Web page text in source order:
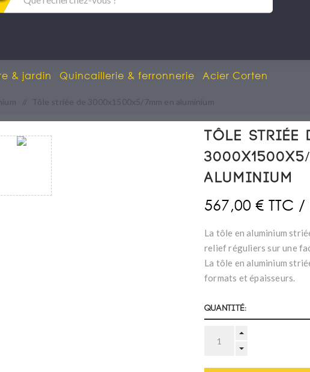
& jardin Quincaillerie & ferronnerie Acier Corten
Tôle striée de 3000x1500x5/7mm en aluminium
Tôle striée
aluminium
567,00 € TTC /
La tôle en aluminium
relief réguliers sur une
La tôle en aluminium
formats et épaisseurs.
Quantité: